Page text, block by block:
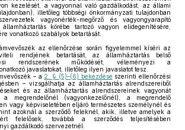
kezelését, a vagyonnal való gazdálkodást, az állami
illetőleg többségi önkormányzati tulajdonban
vagyonérték-megőrző és vagyongyarapító
körébe tartozó vagyon elidegenítésére,
vonatkozó szabályok betartását.
az ellenőrzése során figyelemmel kíséri az
rendjének betartását, az államháztartás belső
rendszerének működését, véleményezi a
javaslatokat, illetőleg ilyen javaslatot tesz.
– a 2. § (5)–(6) bekezdése szerinti ellenőrzési
– vizsgálhatja az államháztartás alrendszereiből
és az államháztartás alrendszereinek vagyonát
a megrendelőnél (vagyonkezelőnél), a megrendelő
vagy képviseletében eljáró természetes személynél és
azoknál a szerződő feleknél, akik, illetve amelyek a
felelősek, továbbá a szerződés teljesítésében
gazdálkodó szervezetnél.